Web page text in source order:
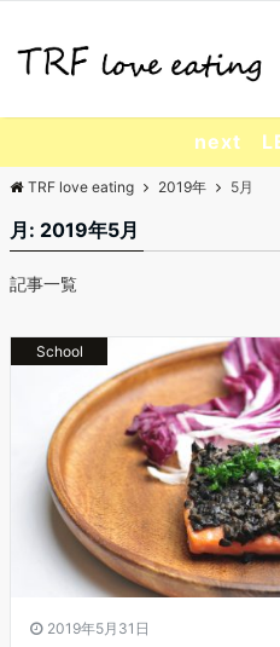
next
TRF love eating 2019年 5月
月: 2019年5月
記事一覧
School
2019年5月31日